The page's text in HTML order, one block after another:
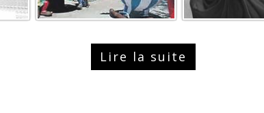
Lire la suite